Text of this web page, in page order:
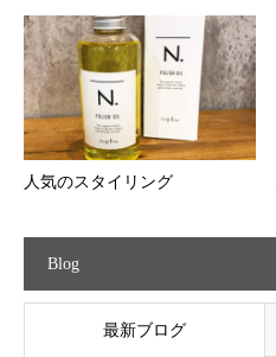
人気のスタイリング
Blog
最新ブログ